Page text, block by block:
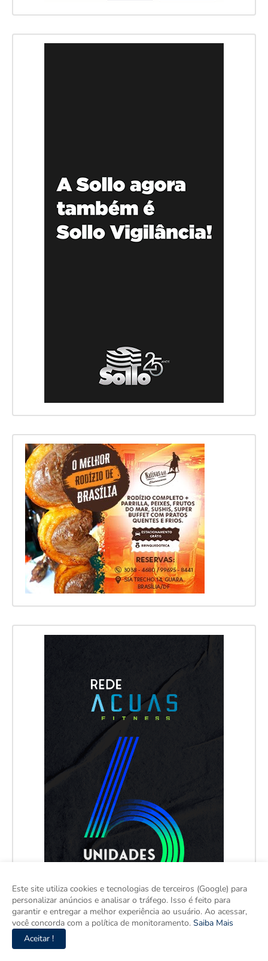
Este site utiliza cookies e tecnologias de terceiros (Google) para
personalizar anúncios e analisar o tráfego. Isso é feito para
garantir e entregar a melhor experiência ao usuário. Ao acessar,
você concorda com a política de monitoramento. Saiba Mais
Aceitar !